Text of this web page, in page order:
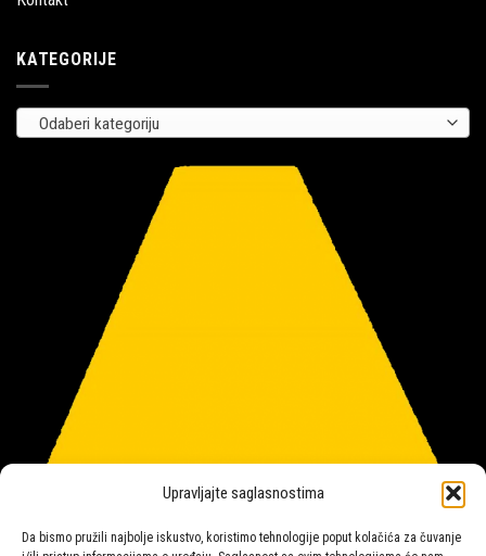
Upravljajte saglasnostima
Da bismo pružili najbolje iskustvo, koristimo tehnologije poput kolačića za čuvanje
KATEGORIJE
Odaberi kategoriju